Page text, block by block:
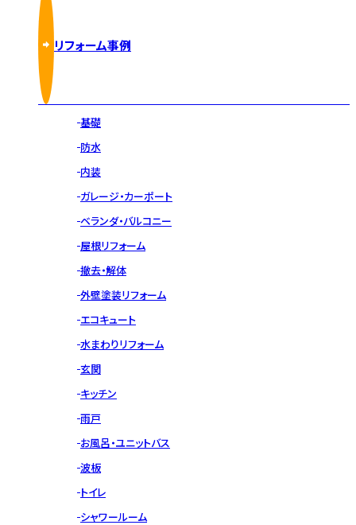
リフォーム事例
基礎
防水
内装
ガレージ・カーポート
ベランダ・バルコニー
屋根リフォーム
撤去・解体
外壁塗装リフォーム
エコキュート
水まわりリフォーム
玄関
キッチン
雨戸
お風呂・ユニットバス
波板
トイレ
シャワールーム